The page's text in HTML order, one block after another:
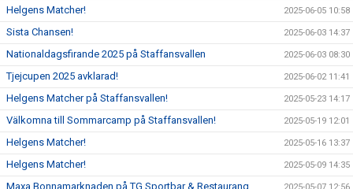
Helgens Matcher! 2025-06-05 10:58
Sista Chansen! 2025-06-03 14:37
Nationaldagsfirande 2025 på Staffansvallen 2025-06-03 08:30
Tjejcupen 2025 avklarad! 2025-06-02 11:41
Helgens Matcher på Staffansvallen! 2025-05-23 14:17
Välkomna till Sommarcamp på Staffansvallen! 2025-05-19 12:01
Helgens Matcher! 2025-05-16 13:37
Helgens Matcher! 2025-05-09 14:35
Maxa Bonnamarknaden på TG Sportbar & Restaurang